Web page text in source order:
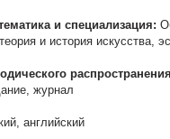
и специализация:
и история искусства,
журнал
английский